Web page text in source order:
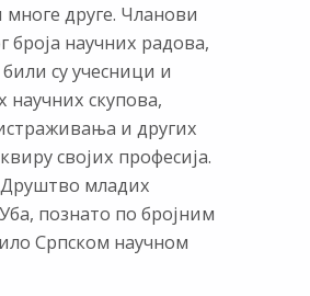
друге. Чланови
броја научних радова,
су учесници и
научних скупова,
и других
својих професија.
младих
познато по бројним
Српском научном